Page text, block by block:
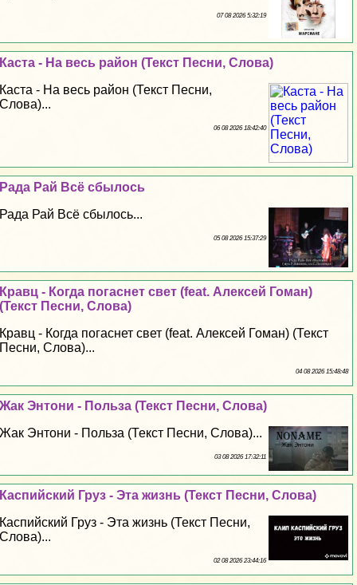
07 08 2026 5:32:19
Каста - На весь район (Текст Песни, Слова)
Каста - На весь район (Текст Песни,
Слова)...
06 08 2026 18:42:40
Рада Рай Всё сбылось
Рада Рай Всё сбылось...
05 08 2026 15:37:29
Кравц - Когда погаснет свет (feat. Алексей Гоман)
(Текст Песни, Слова)
Кравц - Когда погаснет свет (feat. Алексей Гоман) (Текст
Песни, Слова)...
04 08 2026 15:48:48
Жак Энтони - Польза (Текст Песни, Слова)
Жак Энтони - Польза (Текст Песни, Слова)...
03 08 2026 17:32:11
Каспийский Груз - Эта жизнь (Текст Песни, Слова)
Каспийский Груз - Эта жизнь (Текст Песни,
Слова)...
02 08 2026 23:44:16